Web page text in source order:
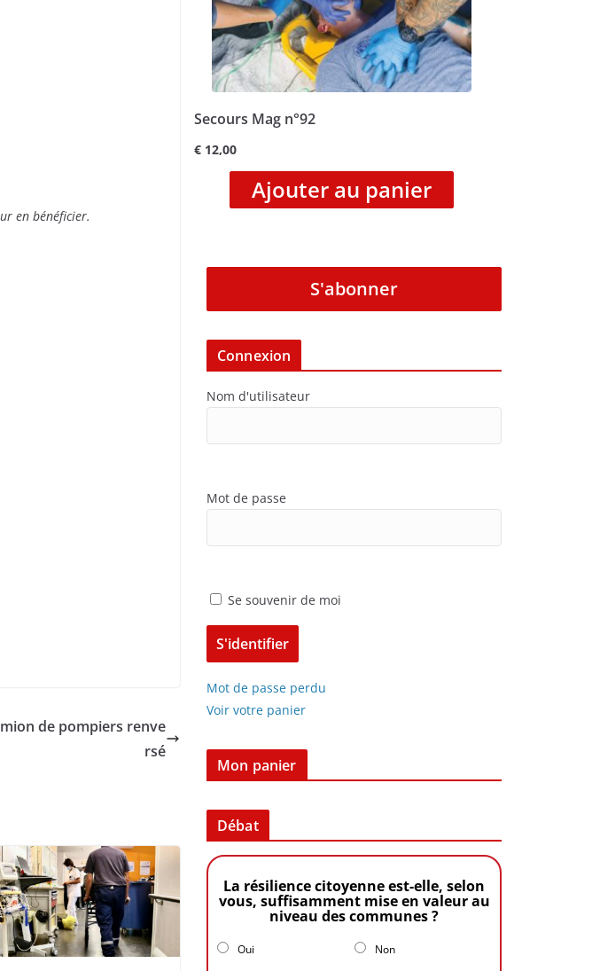
en bénéficier.
de pompiers renve
rsé
Secours Mag n°92
€ 12,00
Ajouter au panier
S'abonner
Connexion
Nom d'utilisateur
Mot de passe
Se souvenir de moi
Mot de passe perdu
Voir votre panier
Mon panier
Débat
La résilience citoyenne est-elle, selon
vous, suffisamment mise en valeur au
niveau des communes ?
Oui Non